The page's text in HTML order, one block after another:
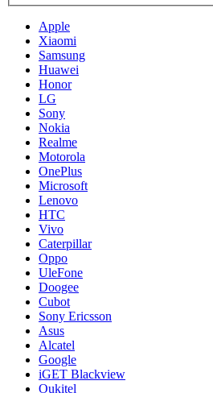
Apple
Xiaomi
Samsung
Huawei
Honor
LG
Sony
Nokia
Realme
Motorola
OnePlus
Microsoft
Lenovo
HTC
Vivo
Caterpillar
Oppo
UleFone
Doogee
Cubot
Sony Ericsson
Asus
Alcatel
Google
iGET Blackview
Oukitel